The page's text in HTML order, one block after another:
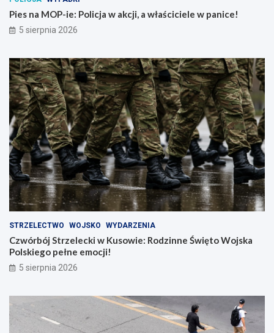
Pies na MOP-ie: Policja w akcji, a właściciele w panice!
5 sierpnia 2026
STRZELECTWO WOJSKO WYDARZENIA
Czwórbój Strzelecki w Kusowie: Rodzinne Święto Wojska
Polskiego pełne emocji!
5 sierpnia 2026